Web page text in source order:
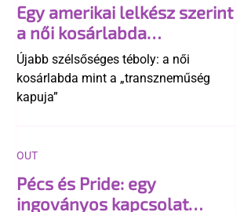
Egy amerikai lelkész szerint
a női kosárlabda
transzneműséghez vezet
Újabb szélsőséges téboly: a női
kosárlabda mint a „transzneműség
kapuja”
Pécs és Pride: egy
ingoványos kapcsolat
OUT